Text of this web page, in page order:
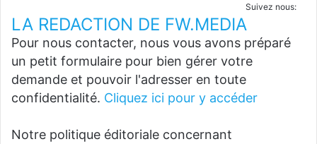
Suivez nous:
LA REDACTION DE FW.MEDIA
Pour nous contacter, nous vous avons préparé
un petit formulaire pour bien gérer votre
demande et pouvoir l'adresser en toute
confidentialité. Cliquez ici pour y accéder
Notre politique éditoriale concernant